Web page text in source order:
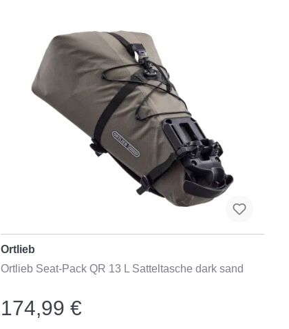
Ortlieb
Ortlieb Seat-Pack QR 13 L Satteltasche dark sand
174,99 €